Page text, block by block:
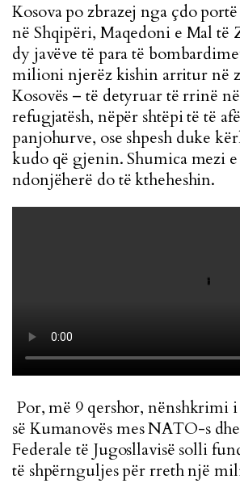
Kosova po zbrazej nga çdo
në Shqipëri, Maqedoni e Mal të
dy javëve të para të
milioni njerëz kishin arritur në
Kosovës – të detyruar të rrinë
refugjatësh, nëpër shtëpi të të
panjohurve, ose shpesh duke
kudo që gjenin. Shumica mezi
ndonjëherë do të ktheheshin.
Por, më 9 qershor, nënshkrimi
së Kumanovës mes NATO-s
Federale të Jugosllavisë solli
të shpërnguljes për rreth një